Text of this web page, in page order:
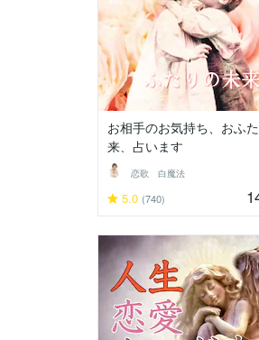
お相手のお気持ち、おふ
来、占います
恋歌 白魔法
5.0 (740)